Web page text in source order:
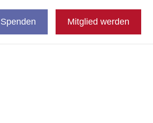
auswählen
DE
Spenden Mitglied werden